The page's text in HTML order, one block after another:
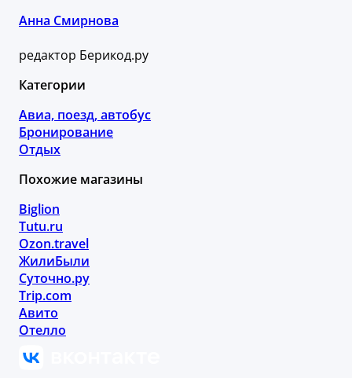
Анна Смирнова
редактор Берикод.ру
Категории
Авиа, поезд, автобус
Бронирование
Отдых
Похожие магазины
Biglion
Tutu.ru
Ozon.travel
ЖилиБыли
Суточно.ру
Trip.com
Авито
Отелло